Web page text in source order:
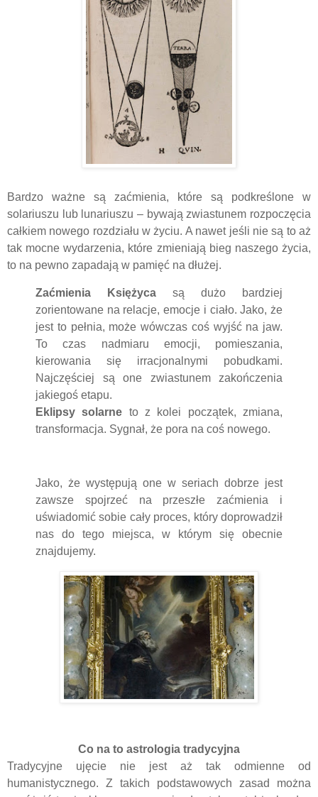
Bardzo ważne są zaćmienia, które są podkreślone w
solariuszu lub lunariuszu – bywają zwiastunem rozpoczęcia
całkiem nowego rozdziału w życiu. A nawet jeśli nie są to aż
tak mocne wydarzenia, które zmieniają bieg naszego życia,
to na pewno zapadają w pamięć na dłużej.
Zaćmienia Księżyca są dużo bardziej
zorientowane na relacje, emocje i ciało. Jako, że
jest to pełnia, może wówczas coś wyjść na jaw.
To czas nadmiaru emocji, pomieszania,
kierowania się irracjonalnymi pobudkami.
Najczęściej są one zwiastunem zakończenia
jakiegoś etapu.
Eklipsy solarne to z kolei początek, zmiana,
transformacja. Sygnał, że pora na coś nowego.
Jako, że występują one w seriach dobrze jest
zawsze spojrzeć na przeszłe zaćmienia i
uświadomić sobie cały proces, który doprowadził
nas do tego miejsca, w którym się obecnie
znajdujemy.
Co na to astrologia tradycyjna
Tradycyjne ujęcie nie jest aż tak odmienne od
humanistycznego. Z takich podstawowych zasad można